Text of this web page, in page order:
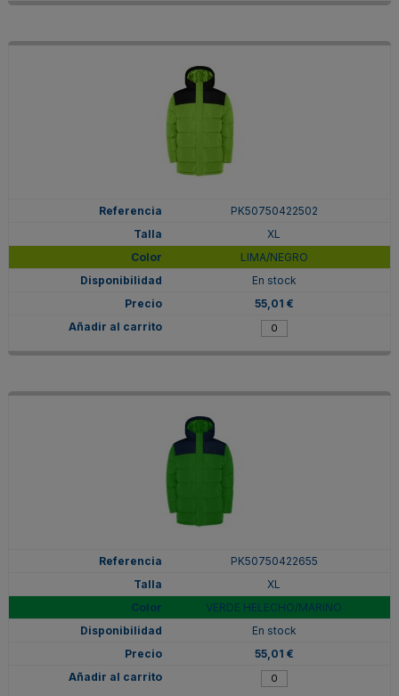
PK50750422502
XL
LIMA/NEGRO
En stock
55,01 €
PK50750422655
XL
VERDE HELECHO/MARINO
En stock
55,01 €